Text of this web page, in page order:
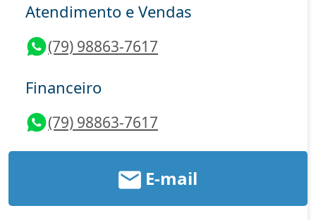
Atendimento e Vendas
(79) 98863-7617
Financeiro
(79) 98863-7617
E-mail